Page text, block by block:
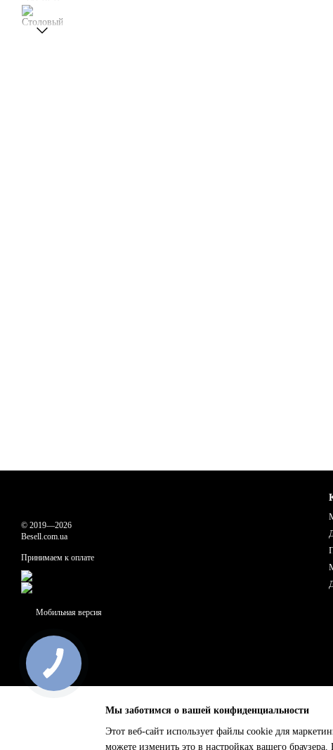
© 2019—2026
Besell.com.ua
Принимаем к оплате
Мобильная версия
Мы заботимся о вашей конфиденциальности
Этот веб-сайт использует файлы cookie для
можете изменить это в настройках вашего